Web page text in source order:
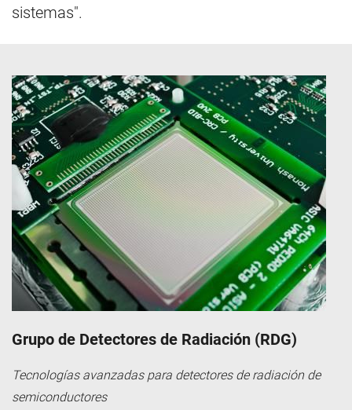
sistemas".
Grupo de Detectores de Radiación (RDG)
Tecnologías avanzadas para detectores de radiación de
semiconductores